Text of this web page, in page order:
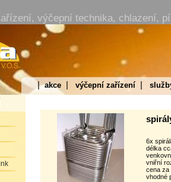
výčepní technika, chlazení,
|akce| výčepní zařízení|
6x
délka
vniřní
cena za
vhodné